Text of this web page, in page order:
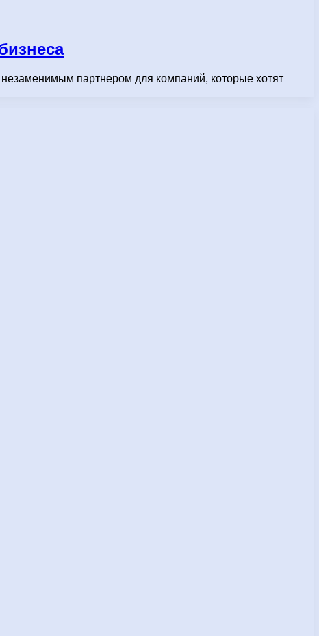
партнером для компаний, которые хотят